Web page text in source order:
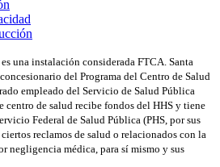
una instalación considerada FTCA. Santa
del Programa del Centro de Salud
empleado del Servicio de Salud Pública
centro de salud recibe fondos del HHS y tiene
Federal de Salud Pública (PHS, por sus
reclamos de salud o relacionados con la
negligencia médica, para sí mismo y sus